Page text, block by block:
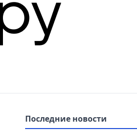
Последние новости